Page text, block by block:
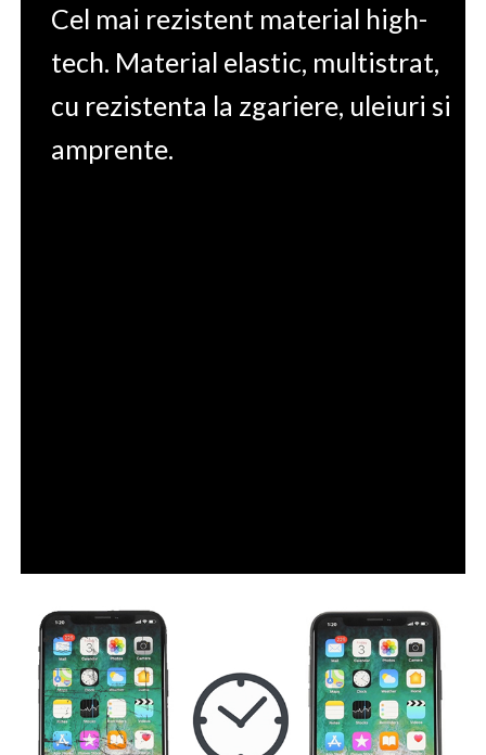
Cel mai rezistent material high-
tech. Material elastic, multistrat,
cu rezistenta la zgariere, uleiuri si
amprente.